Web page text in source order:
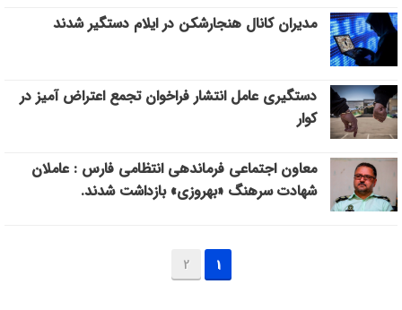
مدیران کانال هنجارشکن در ایلام دستگیر شدند
دستگیری عامل انتشار فراخوان تجمع اعتراض آمیز در
کوار
معاون اجتماعی فرماندهی انتظامی فارس : عاملان
شهادت سرهنگ «بهروزی» بازداشت شدند.
1
2